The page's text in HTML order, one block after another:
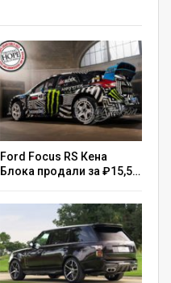
Ford Focus RS Кена
Блока продали за ₽15,5…